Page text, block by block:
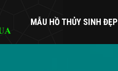
MẪU HỒ THỦY SINH ĐẸP